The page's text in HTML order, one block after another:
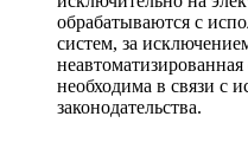
обрабатываются с
сис­тем, за
необходима в связи с
законодательства.